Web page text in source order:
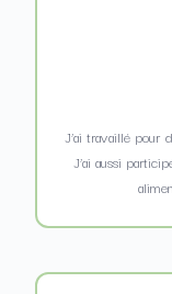
J’ai travaillé pour
J’ai aussi